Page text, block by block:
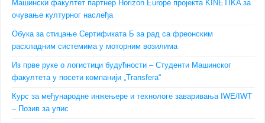
Машински факултет партнер Horizon Europe пројекта KINETIKA за
очување културног наслеђа
Обука за стицање Сертификата Б за рад са фреонским
расхладним системима у моторним возилима
Из прве руке о логистици будућности – Студенти Машинског
факултета у посети компанији „Transfera“
Курс за међународне инжењере и технологе заваривања IWE/IWT
– Позив за упис